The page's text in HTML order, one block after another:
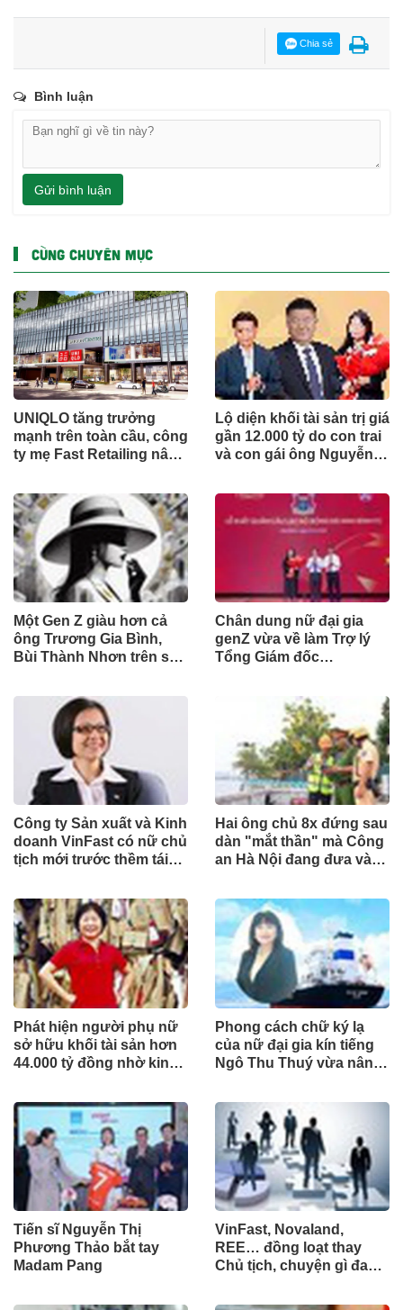
Chia sẻ
Bình luận
Gửi bình luận
CÙNG CHUYÊN MỤC
UNIQLO tăng trưởng
mạnh trên toàn cầu, công
ty mẹ Fast Retailing nâng
nhuận năm 2026
Lộ diện khối tài sản trị giá
gần 12.000 tỷ do con trai
và con gái ông Nguyễn
một công ty sắp lên sàn
Một Gen Z giàu hơn cả
ông Trương Gia Bình,
Bùi Thành Nhơn trên sàn
Chân dung nữ đại gia
genZ vừa về làm Trợ lý
Tổng Giám đốc
Tổng Giám đốc doanh
nghiệp hàng không vũ
trụ, nắm giữ khối tài sản
hàng nghìn tỷ
Công ty Sản xuất và Kinh
doanh VinFast có nữ chủ
tịch mới trước thềm tái
Hai ông chủ 8x đứng sau
dàn "mắt thần" mà Công
an Hà Nội đang đưa vào
Phát hiện người phụ nữ
sở hữu khối tài sản hơn
44.000 tỷ đồng nhờ kinh
Phong cách chữ ký lạ
của nữ đại gia kín tiếng
Ngô Thu Thuý vừa nâng
Tiến sĩ Nguyễn Thị
Phương Thảo bắt tay
Madam Pang
VinFast, Novaland,
REE… đồng loạt thay
Chủ tịch, chuyện gì đang